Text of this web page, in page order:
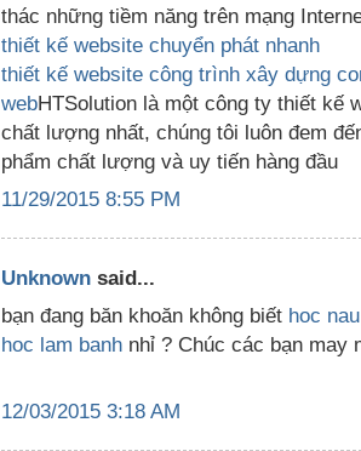
thác những tiềm năng trên mạng
thiết kế website chuyển phát nhanh
thiết kế website công trình xây dựng
webHTSolution là một công ty thiết kế
chất lượng nhất, chúng tôi luôn đem
phẩm chất lượng và uy tiến hàng đầu
11/29/2015 8:55 PM
Unknown said...
bạn đang băn khoăn không biết hoc
hoc lam banh nhỉ ? Chúc các bạn may
12/03/2015 3:18 AM